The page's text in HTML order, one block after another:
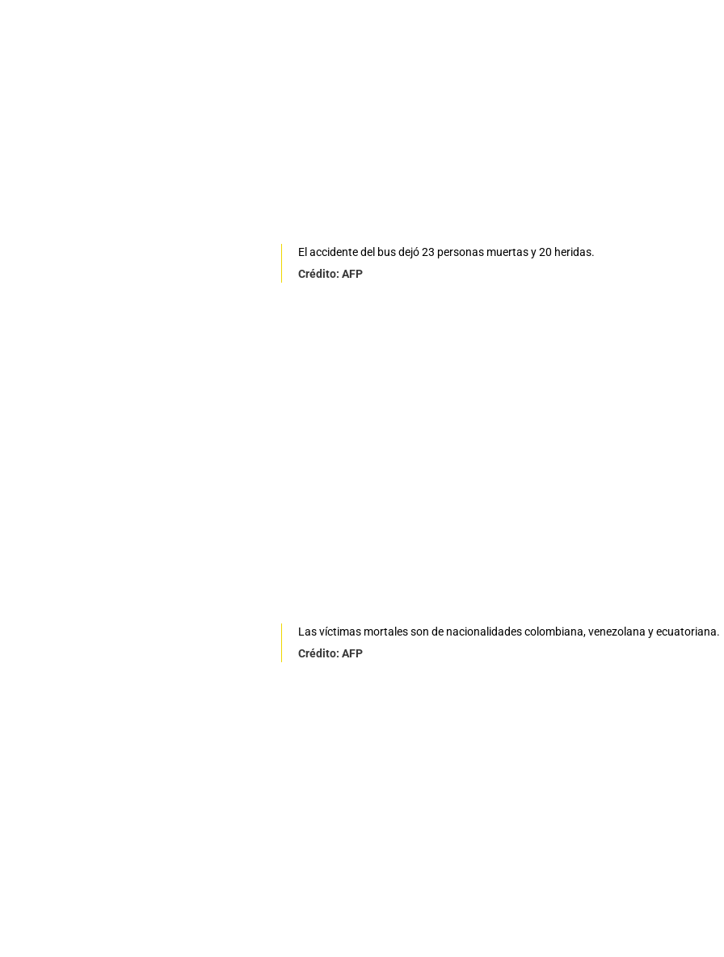
El accidente del bus dejó 23 personas muertas y 20 heridas.
Crédito: AFP
Las víctimas mortales son de nacionalidades colombiana, venezolana y ecuatoriana.
Crédito: AFP